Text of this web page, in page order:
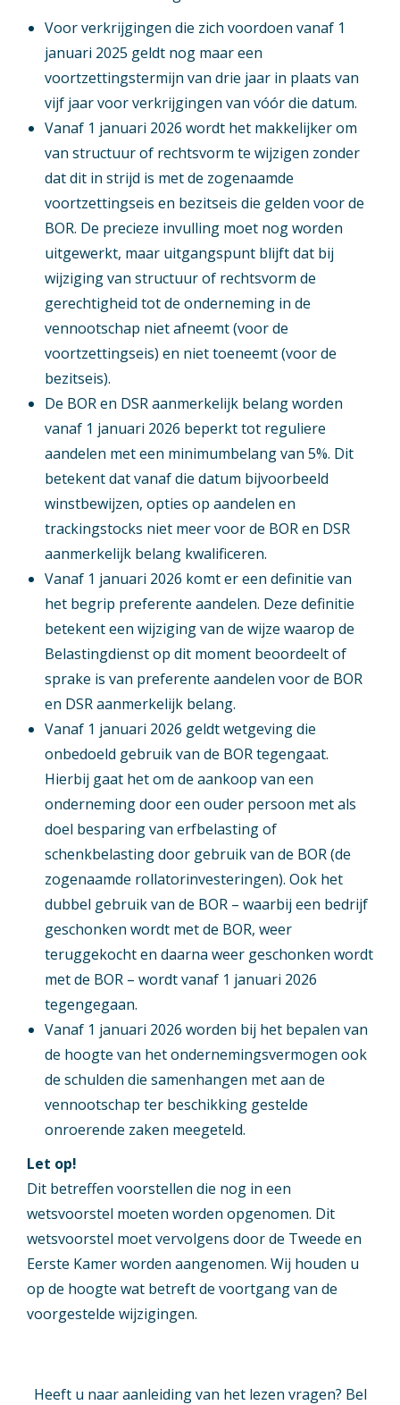
Voor verkrijgingen die zich voordoen vanaf 1
januari 2025 geldt nog maar een
voortzettingstermijn van drie jaar in plaats van
vijf jaar voor verkrijgingen van vóór die datum.
Vanaf 1 januari 2026 wordt het makkelijker om
van structuur of rechtsvorm te wijzigen zonder
dat dit in strijd is met de zogenaamde
voortzettingseis en bezitseis die gelden voor de
BOR. De precieze invulling moet nog worden
uitgewerkt, maar uitgangspunt blijft dat bij
wijziging van structuur of rechtsvorm de
gerechtigheid tot de onderneming in de
vennootschap niet afneemt (voor de
voortzettingseis) en niet toeneemt (voor de
bezitseis).
De BOR en DSR aanmerkelijk belang worden
vanaf 1 januari 2026 beperkt tot reguliere
aandelen met een minimumbelang van 5%. Dit
betekent dat vanaf die datum bijvoorbeeld
winstbewijzen, opties op aandelen en
trackingstocks niet meer voor de BOR en DSR
aanmerkelijk belang kwalificeren.
Vanaf 1 januari 2026 komt er een definitie van
het begrip preferente aandelen. Deze definitie
betekent een wijziging van de wijze waarop de
Belastingdienst op dit moment beoordeelt of
sprake is van preferente aandelen voor de BOR
en DSR aanmerkelijk belang.
Vanaf 1 januari 2026 geldt wetgeving die
onbedoeld gebruik van de BOR tegengaat.
Hierbij gaat het om de aankoop van een
onderneming door een ouder persoon met als
doel besparing van erfbelasting of
schenkbelasting door gebruik van de BOR (de
zogenaamde rollatorinvesteringen). Ook het
dubbel gebruik van de BOR – waarbij een bedrijf
geschonken wordt met de BOR, weer
teruggekocht en daarna weer geschonken wordt
met de BOR – wordt vanaf 1 januari 2026
tegengegaan.
Vanaf 1 januari 2026 worden bij het bepalen van
de hoogte van het ondernemingsvermogen ook
de schulden die samenhangen met aan de
vennootschap ter beschikking gestelde
onroerende zaken meegeteld.
Let op!
Dit betreffen voorstellen die nog in een
wetsvoorstel moeten worden opgenomen. Dit
wetsvoorstel moet vervolgens door de Tweede en
Eerste Kamer worden aangenomen. Wij houden u
op de hoogte wat betreft de voortgang van de
voorgestelde wijzigingen.
Heeft u naar aanleiding van het lezen vragen? Bel